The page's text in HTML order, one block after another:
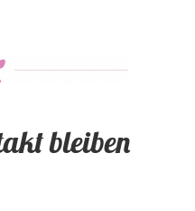
bleiben